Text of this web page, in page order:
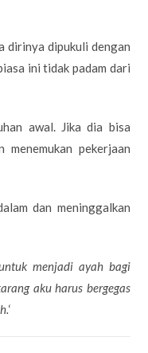
dirinya dipukuli dengan
ini tidak padam dari
awal. Jika dia bisa
pekerjaan
dan meninggalkan
menjadi ayah bagi
aku harus bergegas
‘